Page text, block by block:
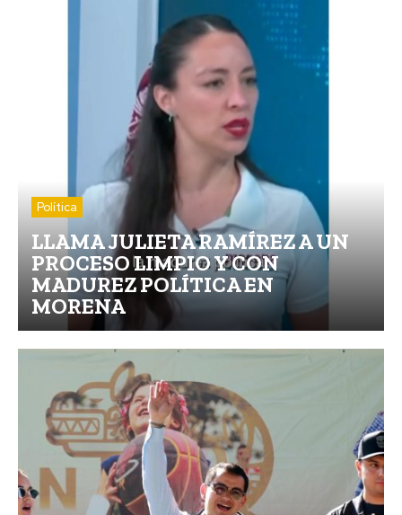
Política
LLAMA JULIETA RAMÍREZ A UN
PROCESO LIMPIO Y CON
MADUREZ POLÍTICA EN
MORENA